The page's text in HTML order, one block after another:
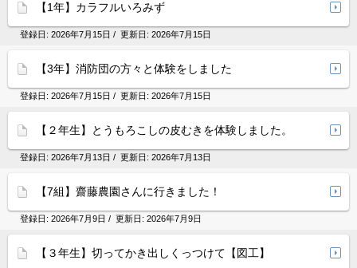
【1年】カラフルいろみず
登録日: 2026年7月15日 / 更新日: 2026年7月15日
【3年】消防団の方々と体験をしました
登録日: 2026年7月15日 / 更新日: 2026年7月15日
【２年生】とうもろこしの皮むきを体験しました。
登録日: 2026年7月13日 / 更新日: 2026年7月13日
【7組】齋藤農園さんに行きました！
登録日: 2026年7月9日 / 更新日: 2026年7月9日
【３年生】切ってかき出しくっつけて【図工】